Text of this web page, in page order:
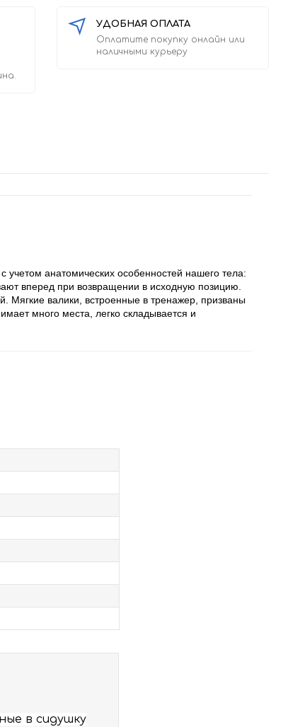
УДОБНАЯ ОПЛАТА
Оплатите покупку онлайн или
наличными курьеру
анатомических особенностей нашего тела:
вперед при возвращении в исходную позицию.
Мягкие валики, встроенные в тренажер, призваны
много места, легко складывается и
в сидушку